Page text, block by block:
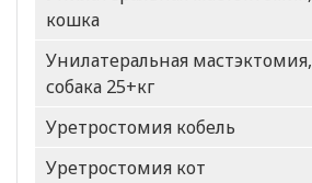
кошка
Унилатеральная мастэктомия,
собака 25+кг
Уретростомия кобель
Уретростомия кот